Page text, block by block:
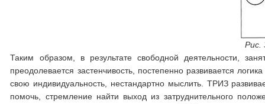
Рис.
Таким образом, в результате свободной деятельности,
преодолевается застенчивость, постепенно развивается
свою индивидуальность, нестандартно мыслить. ТРИЗ
помочь, стремление найти выход из затруднительного